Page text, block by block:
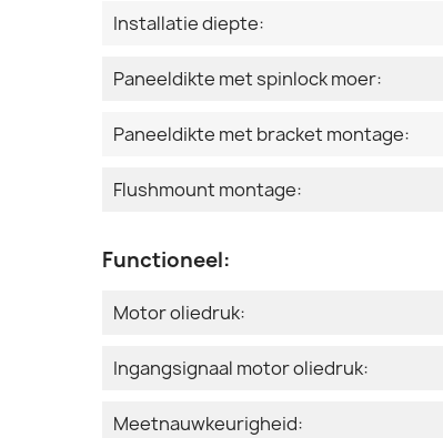
Installatie diepte:
Paneeldikte met spinlock moer:
Paneeldikte met bracket montage:
Flushmount montage:
Functioneel:
Motor oliedruk:
Ingangsignaal motor oliedruk:
Meetnauwkeurigheid: